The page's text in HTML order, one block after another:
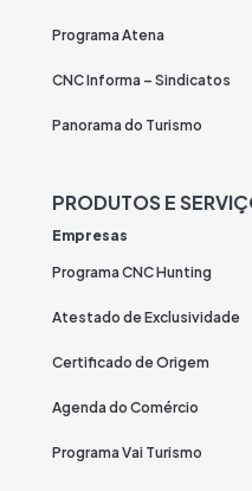
Programa Atena
CNC Informa – Sindicatos
Panorama do Turismo
PRODUTOS E
Empresas
Programa CNC Hunting
Atestado de Exclusividade
Certificado de Origem
Agenda do Comércio
Programa Vai Turismo